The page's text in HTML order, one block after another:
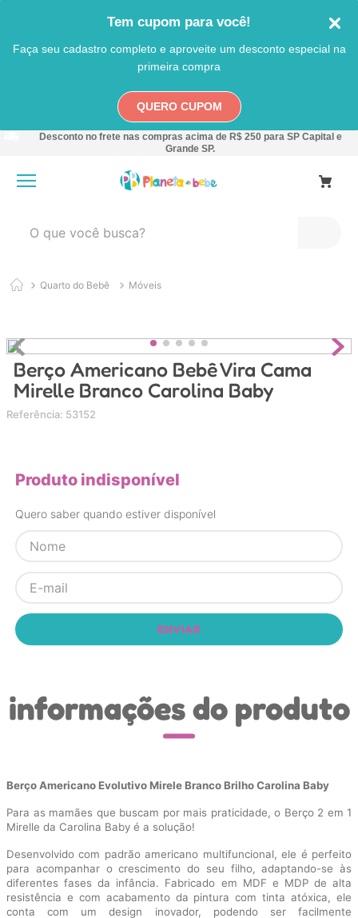
Tem cupom para você!
Faça seu cadastro completo e aproveite um desconto especial na
primeira compra
QUERO CUPOM
Desconto no frete nas compras acima de R$ 250 para SP Capital e
Grande SP.
Quarto do Bebê Móveis
Berço Americano Bebê Vira Cama
Mirelle Branco Carolina Baby
Referência: 53152
Produto indisponível
Quero saber quando estiver disponível
ENVIAR
informações do produto
Berço Americano Evolutivo Mirele Branco Brilho Carolina Baby
Para as mamães que buscam por mais praticidade, o Berço 2 em 1
Mirelle da Carolina Baby é a solução!
Desenvolvido com padrão americano multifuncional, ele é perfeito
para acompanhar o crescimento do seu filho, adaptando-se às
diferentes fases da infância. Fabricado em MDF e MDP de alta
resistência e com acabamento da pintura com tinta atóxica, ele
conta com um design inovador, podendo ser facilmente
1 º
carro
4º
chupeta
5º
carrinho
8º
mamadeira
9º
bolsa
10º brinquedo banho